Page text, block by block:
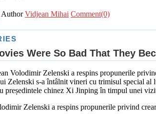
Author Vidjean Mihai Comment(0)
Volodimir Zelenski a respins propunerile
Zelenski s-a întâlnit vineri cu trimisul special
președintele chinez Xi Jinping în timpul unei
Zelenski a respins propunerile privind